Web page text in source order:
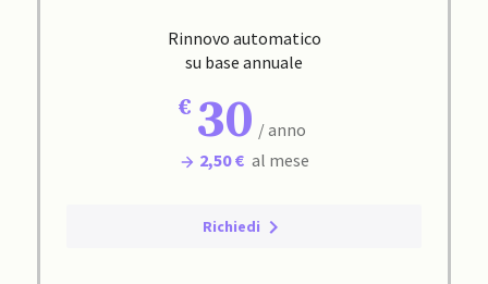
Rinnovo automatico
su base annuale
30 / anno
2,50 € al mese
Richiedi